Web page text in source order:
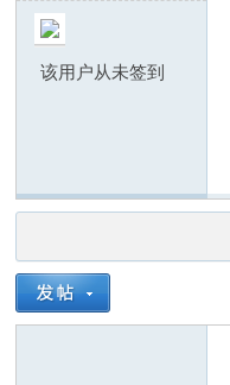
该用户从未签到